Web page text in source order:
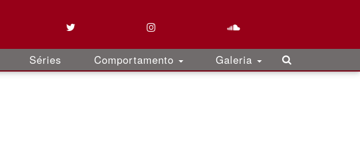
Séries Comportamento Galeria